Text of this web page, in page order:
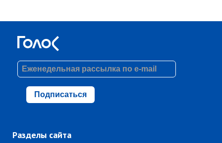
Подписаться
Разделы сайта